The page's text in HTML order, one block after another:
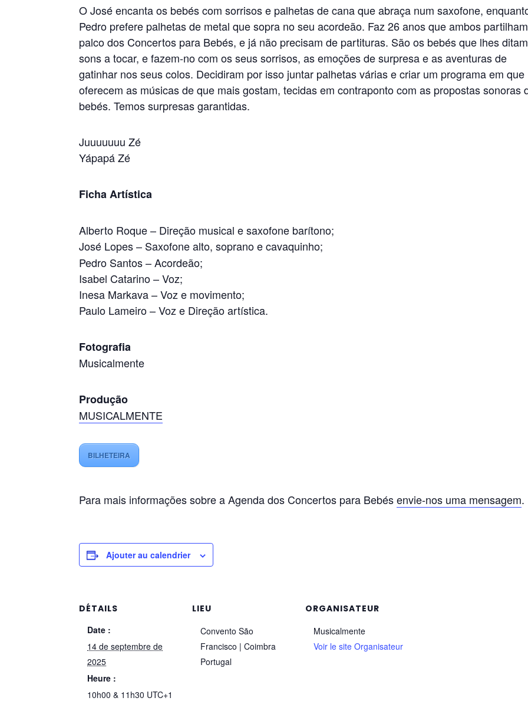
O José encanta os bebés com sorrisos e palhetas de cana que abraça num saxofone,
Pedro prefere palhetas de metal que sopra no seu acordeão. Faz 26 anos que ambos
palco dos Concertos para Bebés, e já não precisam de partituras. São os bebés que lhes
sons a tocar, e fazem-no com os seus sorrisos, as emoções de surpresa e as aventuras de
gatinhar nos seus colos. Decidiram por isso juntar palhetas várias e criar um programa em que
oferecem as músicas de que mais gostam, tecidas em contraponto com as propostas sonoras
bebés. Temos surpresas garantidas.
Juuuuuuu Zé
Yápapá Zé
Ficha Artística
Alberto Roque – Direção musical e saxofone barítono;
José Lopes – Saxofone alto, soprano e cavaquinho;
Pedro Santos – Acordeão;
Isabel Catarino – Voz;
Inesa Markava – Voz e movimento;
Paulo Lameiro – Voz e Direção artística.
Fotografia
Musicalmente
Produção
MUSICALMENTE
BILHETEIRA
Para mais informações sobre a Agenda dos Concertos para Bebésenvie-nos uma mensagem.
Ajouter au calendrier
DÉTAILS
Date :
14 de septembre de
2025
Heure :
10h00 & 11h30 UTC+1
LIEU
Convento São
Francisco | Coimbra
Portugal
ORGANISATEUR
Musicalmente
Voir le site Organisateur